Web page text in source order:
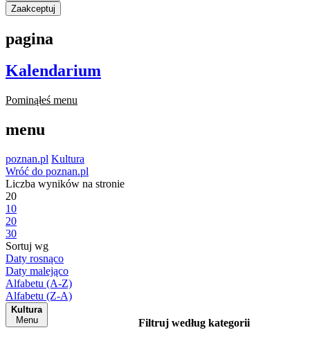
Zaakceptuj
pagina
Kalendarium
Pominąłeś menu
menu
poznan.pl Kultura
Wróć do poznan.pl
Liczba wyników na stronie
20
10
20
30
Sortuj wg
Daty rosnąco
Daty malejąco
Alfabetu (A-Z)
Alfabetu (Z-A)
Kultura
Menu
Filtruj według kategorii